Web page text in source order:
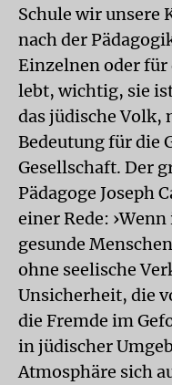
Schule wir unsere
nach der
Einzelnen oder für
lebt, wichtig, sie
das jüdische Volk,
Bedeutung für die
Gesellschaft. Der
Pädagoge Joseph
einer Rede:
gesunde
ohne seelische
Unsicherheit, die
die Fremde im
in jüdischer
Atmosphäre sich